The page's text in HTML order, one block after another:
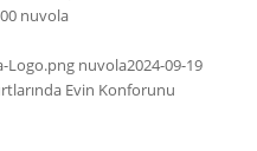
nuvola
Logo.png nuvola2024-09-19
Evin Konforunu